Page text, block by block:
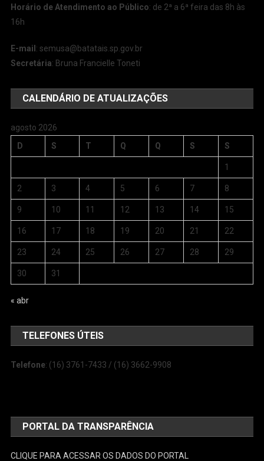
Horário de Atendimento ao Público: de 2ª a 6ª feira das 8h às
16h
E-mail :semusa@batatais.sp.gov.br
Secretária: Bruna Francielle Toneti
CALENDÁRIO DE ATUALIZAÇÕES
agosto 2026
D
S T Q Q S S
1
2 3 4 5 6 7 8
9 10 11 12 13 14 15
16 17 18 19 20 21 22
23 24 25 26 27 28 29
30 31
« abr
TELEFONES ÚTEIS
Telefone: (16) 3761-7433 / (16) 3662-9908
PORTAL DA TRANSPARÊNCIA
CLIQUE PARA ACESSAR OS DADOS DO PORTAL